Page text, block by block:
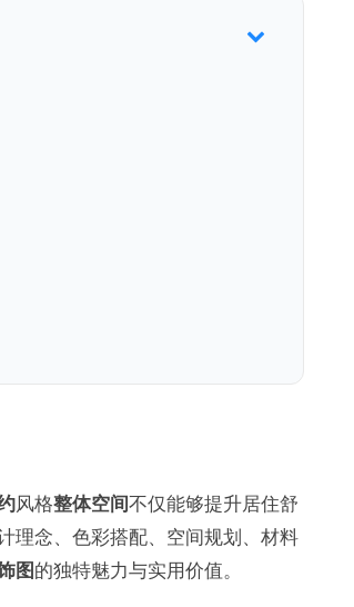
风格整体空间不仅能够提升居住舒
理念、色彩搭配、空间规划、材料
图 的独特魅力与实用价值。